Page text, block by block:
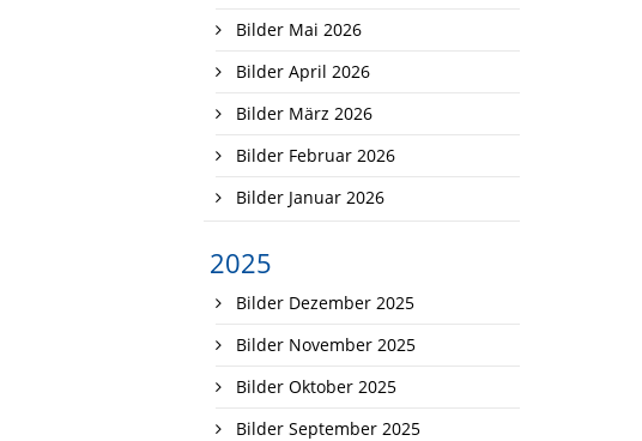
Bilder Mai 2026
Bilder April 2026
Bilder März 2026
Bilder Februar 2026
Bilder Januar 2026
2025
Bilder Dezember 2025
Bilder November 2025
Bilder Oktober 2025
Bilder September 2025